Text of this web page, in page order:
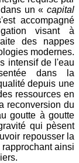
un « capital
accompagné
visant à
des nappes
modernes.
intensif de l'eau
dans la
depuis une
ressources en
reconversion du
goutte à goutte
qui pèsent
repousser la
ainsi